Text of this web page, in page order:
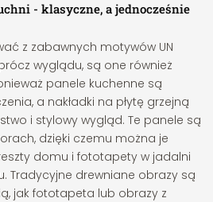
- klasyczne, a jednocześnie
z zabawnych motywów UN
wyglądu, są one również
panele kuchenne są
a nakładki na płytę grzejną
i stylowy wygląd. Te panele są
dzięki czemu można je
domu i fototapety w jadalni
Tradycyjne drewniane obrazy są
jak fototapeta lub obrazy z